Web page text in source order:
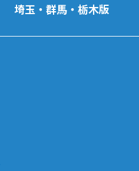
埼玉・群馬・栃木版